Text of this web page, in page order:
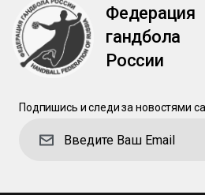
Федерация
гандбола
России
Подпишись и следи за новостями